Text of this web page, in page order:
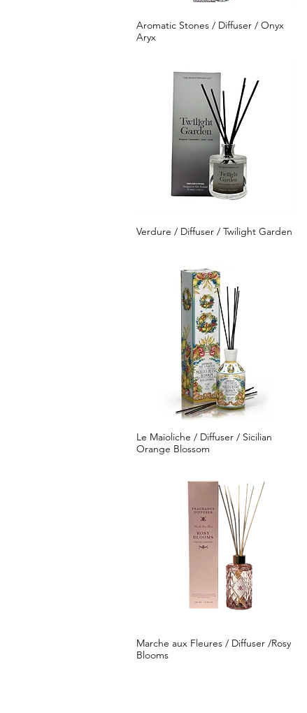
クイックビュー
Aromatic Stones / Diffuser / Onyx
Aryx
クイックビュー
Verdure / Diffuser / Twilight Garden
クイックビュー
Le Maioliche / Diffuser / Sicilian
Orange Blossom
クイックビュー
Marche aux Fleures / Diffuser /Rosy
Blooms